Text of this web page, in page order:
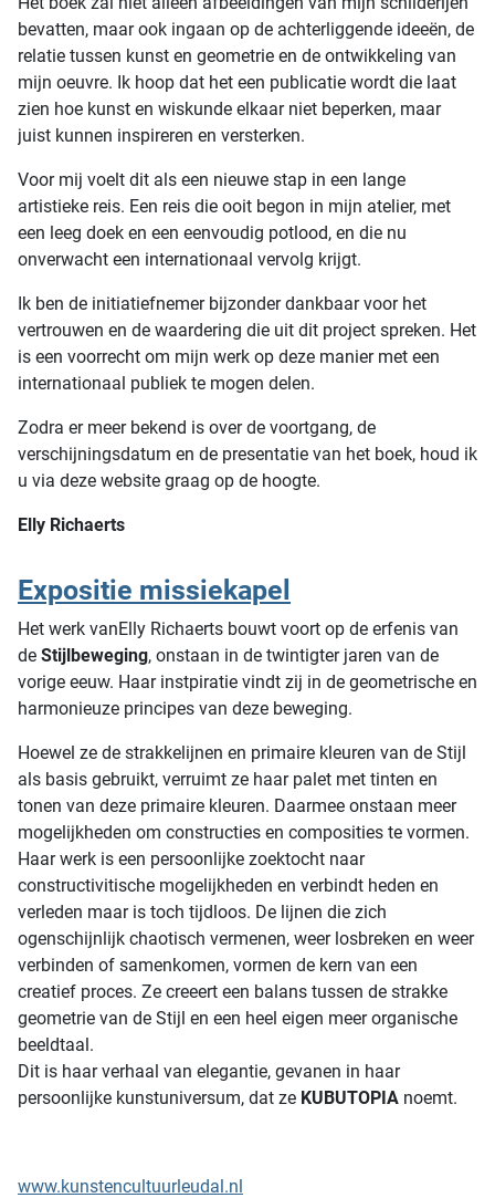
bevatten, maar ook ingaan op de achterliggende ideeën, de
relatie tussen kunst en geometrie en de ontwikkeling van
mijn oeuvre. Ik hoop dat het een publicatie wordt die laat
zien hoe kunst en wiskunde elkaar niet beperken, maar
juist kunnen inspireren en versterken.
Voor mij voelt dit als een nieuwe stap in een lange
artistieke reis. Een reis die ooit begon in mijn atelier, met
een leeg doek en een eenvoudig potlood, en die nu
onverwacht een internationaal vervolg krijgt.
Ik ben de initiatiefnemer bijzonder dankbaar voor het
vertrouwen en de waardering die uit dit project spreken. Het
is een voorrecht om mijn werk op deze manier met een
internationaal publiek te mogen delen.
Zodra er meer bekend is over de voortgang, de
verschijningsdatum en de presentatie van het boek, houd ik
u via deze website graag op de hoogte.
Elly Richaerts
Expositie missiekapel
Het werk vanElly Richaerts bouwt voort op de erfenis van
de Stijlbeweging, onstaan in de twintigter jaren van de
vorige eeuw. Haar instpiratie vindt zij in de geometrische en
harmonieuze principes van deze beweging.
Hoewel ze de strakkelijnen en primaire kleuren van de Stijl
als basis gebruikt, verruimt ze haar palet met tinten en
tonen van deze primaire kleuren. Daarmee onstaan meer
mogelijkheden om constructies en composities te vormen.
Haar werk is een persoonlijke zoektocht naar
constructivitische mogelijkheden en verbindt heden en
verleden maar is toch tijdloos. De lijnen die zich
ogenschijnlijk chaotisch vermenen, weer losbreken en weer
verbinden of samenkomen, vormen de kern van een
creatief proces. Ze creeert een balans tussen de strakke
geometrie van de Stijl en een heel eigen meer organische
beeldtaal.
Dit is haar verhaal van elegantie, gevanen in haar
persoonlijke kunstuniversum, dat ze KUBUTOPIA noemt.
www.kunstencultuurleudal.nl